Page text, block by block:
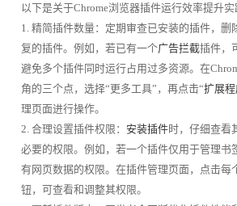
以下是关于Chrome浏览器插件运行效率提升实
1. 精简插件数量：定期审查已安装的插件，删
复的插件。例如，若已有一个广告拦截插件，
避免多个插件同时运行占用过多资源。在
角的三个点，选择“更多工具”，再点击“扩展
理页面进行操作。
2. 合理设置插件权限： 安装插件时，仔细查看
必要的权限。例如，若一个插件仅用于管理书
有网页数据的权限。在插件管理页面，点击每
钮，可查看和调整其权限。